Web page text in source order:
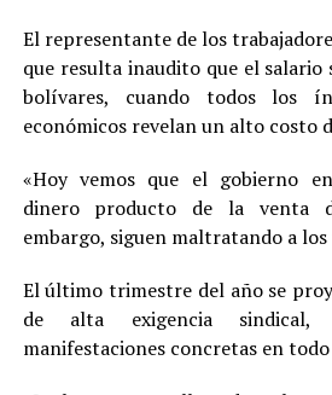
El representante de los
que resulta inaudito que el salario
bolívares, cuando todos los
económicos revelan un alto costo
«Hoy vemos que el gobierno
dinero producto de la venta
embargo, siguen maltratando a
El último trimestre del año se
de alta exigencia
manifestaciones concretas en